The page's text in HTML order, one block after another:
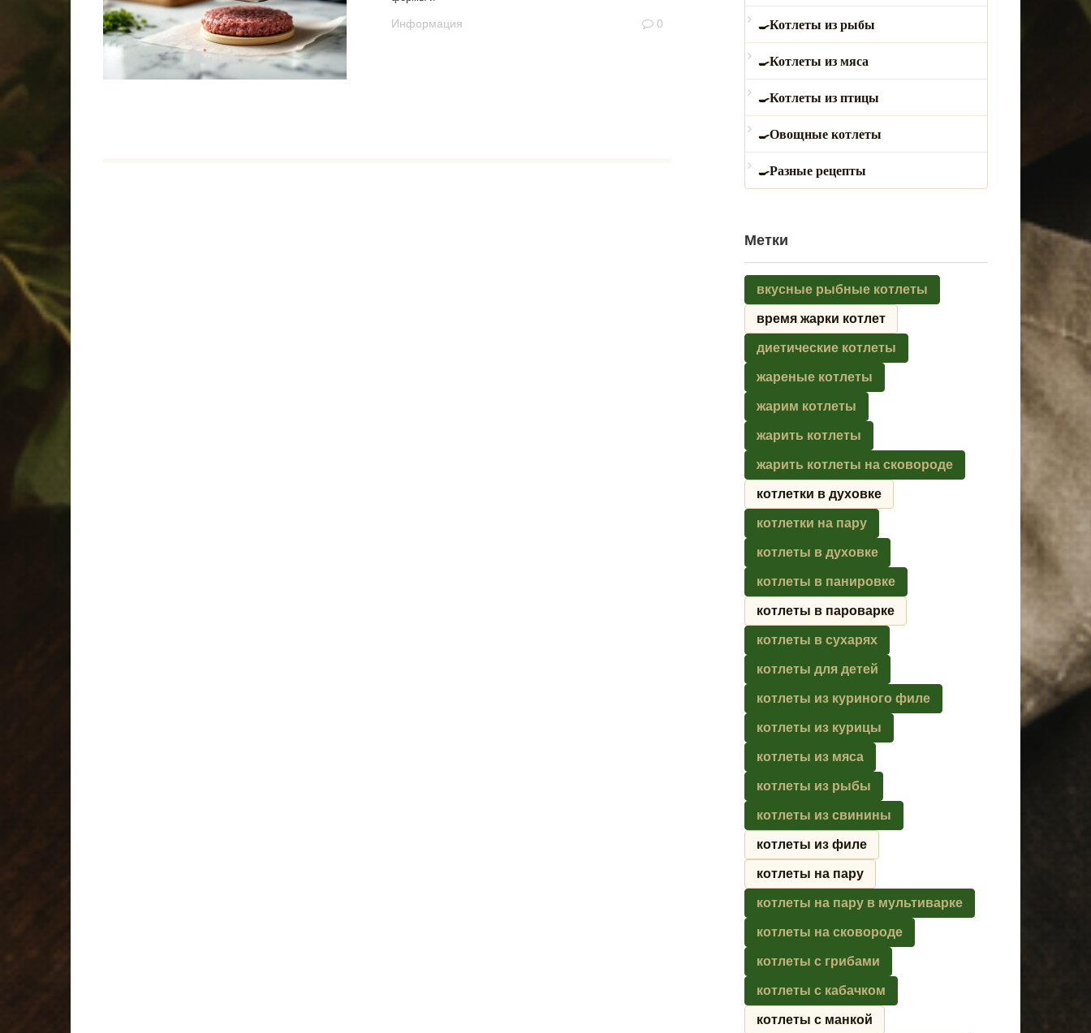
Информация 0
Котлеты из рыбы
Котлеты из мяса
Котлеты из птицы
Овощные котлеты
Разные рецепты
Метки
вкусные рыбные котлеты
время жарки котлет
диетические котлеты
жареные котлеты
жарим котлеты
жарить котлеты
жарить котлеты на сковороде
котлетки в духовке
котлетки на пару
котлеты в духовке
котлеты в панировке
котлеты в пароварке
котлеты в сухарях
котлеты для детей
котлеты из куриного филе
котлеты из курицы
котлеты из мяса
котлеты из рыбы
котлеты из свинины
котлеты из филе
котлеты на пару
котлеты на пару в мультиварке
котлеты на сковороде
котлеты с грибами
котлеты с кабачком
котлеты с манкой